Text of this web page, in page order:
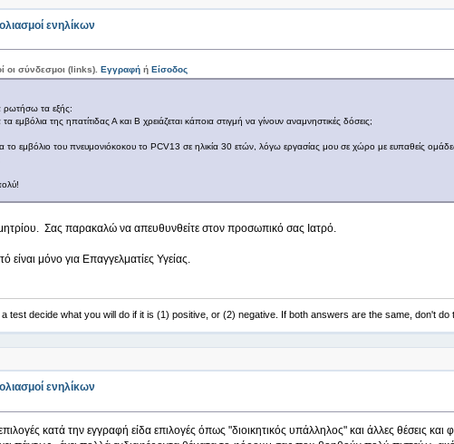
ενηλίκων
οι σύνδεσμοι (links). Εγγραφήή Είσοδος
τα εξής:
εμβόλια της ηπατίτιδας Α και Β χρειάζεται κάποια στιγμή να γίνουν αναμνηστικές δόσεις;
το εμβόλιο του πνευμονιόκοκου το PCV13 σε ηλικία 30 ετών, λόγω εργασίας μου σε χώρο με ευπαθείς
Σας παρακαλώ να απευθυνθείτε στον προσωπικό σας Ιατρό.
είναι μόνο για Επαγγελματίες Υγείας.
a test decide what you will do if it is (1) positive, or (2) negative. If both answers are the same, don't do
ενηλίκων
κατά την εγγραφή είδα επιλογές όπως "διοικητικός υπάλληλος" και άλλες θέσεις